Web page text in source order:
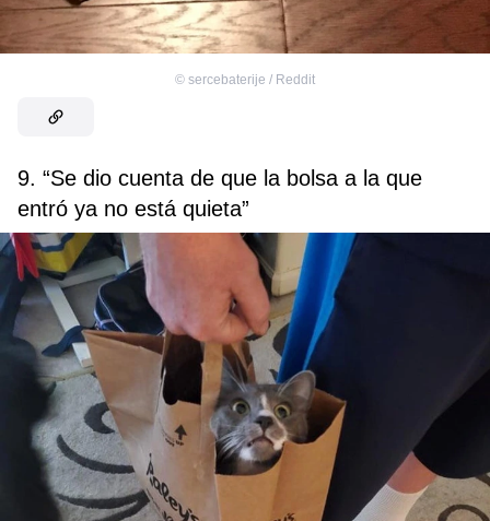
© sercebaterije / Reddit
9. “Se dio cuenta de que la bolsa a la que
entró ya no está quieta”